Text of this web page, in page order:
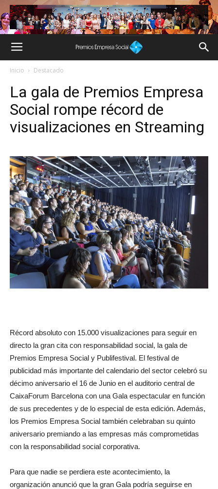
Inicio Destacado
La gala de Premios Empresa
Social rompe récord de
visualizaciones en Streaming
Récord absoluto con 15.000 visualizaciones para seguir en
directo la gran cita con responsabilidad social, la gala de
Premios Empresa Social y Publifestival. El festival de
publicidad más importante del calendario del sector celebró su
décimo aniversario el 16 de Junio en el auditorio central de
CaixaForum Barcelona con una Gala espectacular en función
de sus precedentes y de lo especial de esta edición. Además,
los Premios Empresa Social también celebraban su quinto
aniversario premiando a las empresas más comprometidas
con la responsabilidad social corporativa.
Para que nadie se perdiera este acontecimiento, la
organización anunció que la gran Gala podría seguirse en